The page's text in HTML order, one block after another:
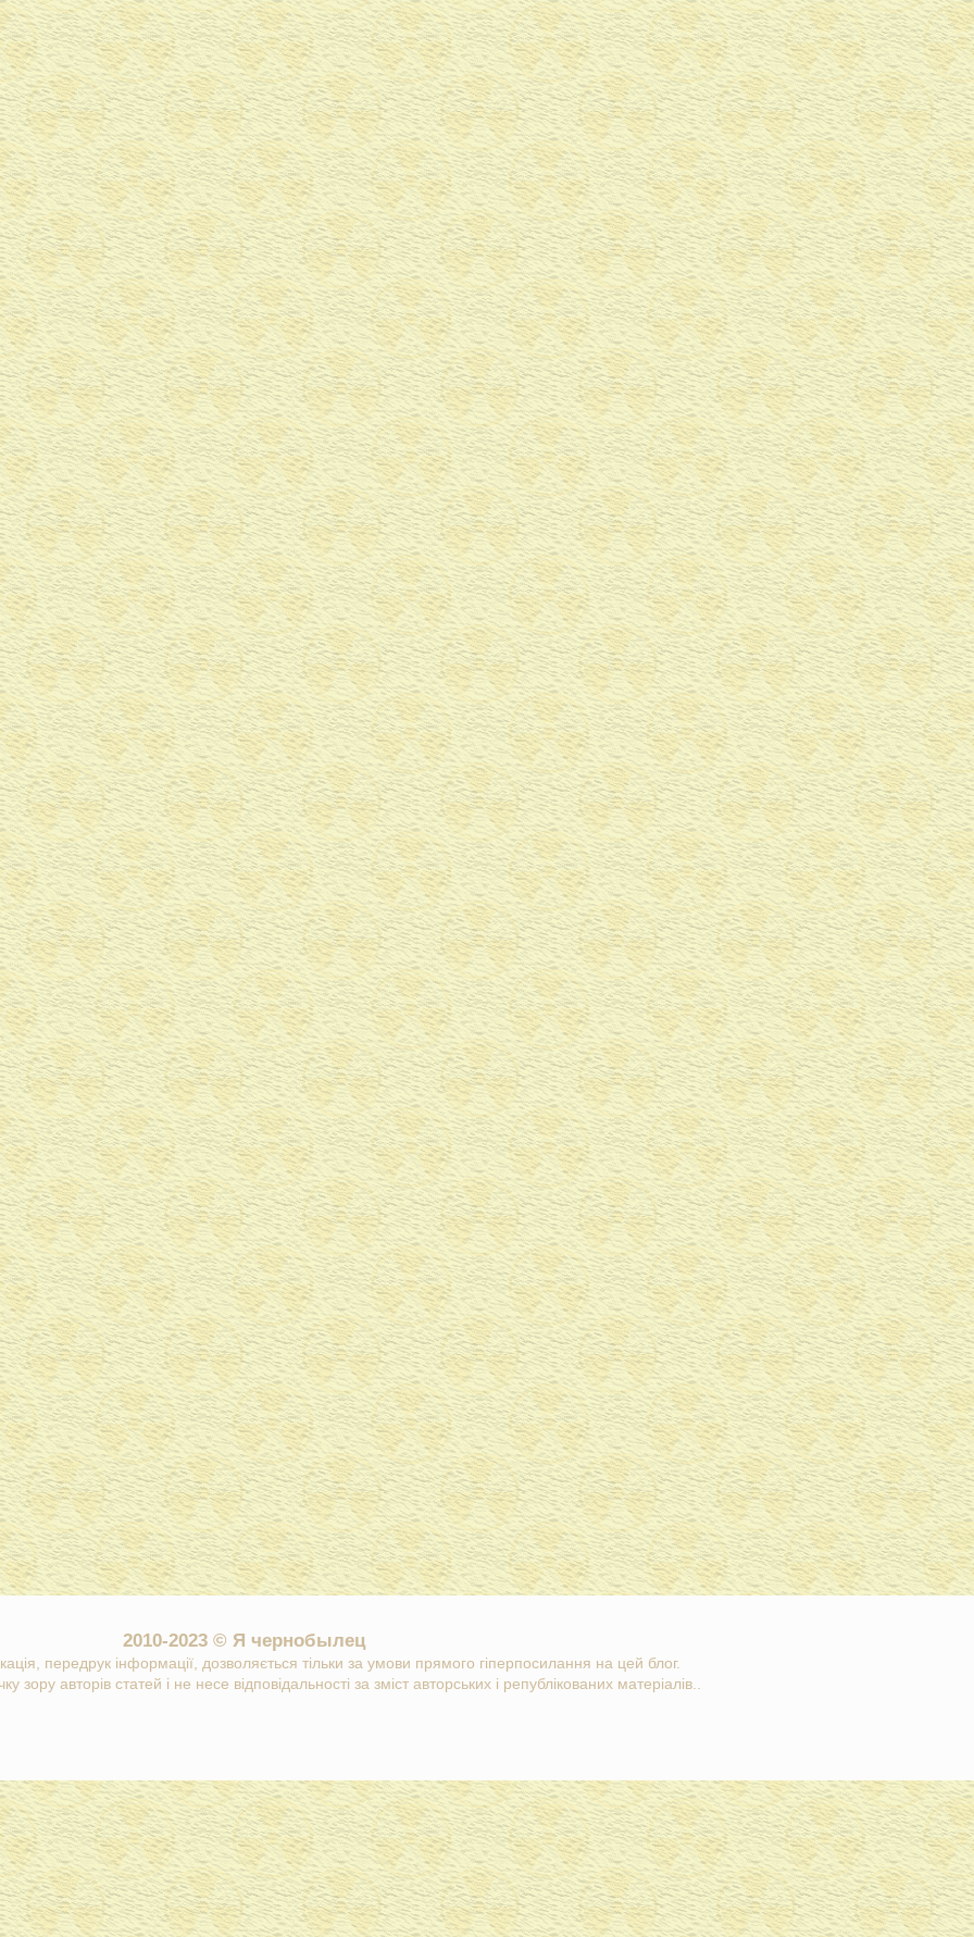
2010-2023 © Я чернобылец
передрук інформації, дозволяється тільки за умови прямого гіперпосилання на цей блог.
зору авторів статей і не несе відповідальності за зміст авторських і републікованих матеріалів..